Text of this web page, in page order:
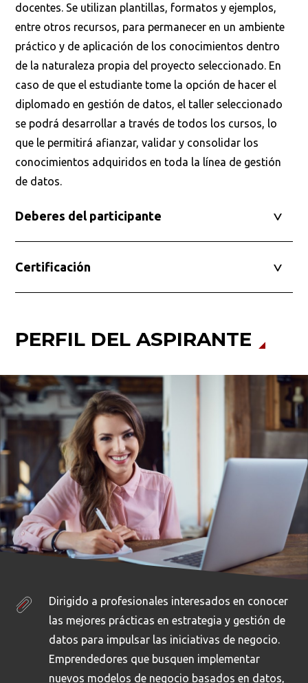
entre otros recursos, para permanecer en un ambiente
práctico y de aplicación de los conocimientos dentro
de la naturaleza propia del proyecto seleccionado. En
caso de que el estudiante tome la opción de hacer el
diplomado en gestión de datos, el taller seleccionado
se podrá desarrollar a través de todos los cursos, lo
que le permitirá afianzar, validar y consolidar los
conocimientos adquiridos en toda la línea de gestión
de datos.
Deberes del participante
Certificación
PERFIL DEL ASPIRANTE
Dirigido a profesionales interesados en conocer
las mejores prácticas en estrategia y gestión de
datos para impulsar las iniciativas de negocio.
Emprendedores que busquen implementar
nuevos modelos de negocio basados en datos,